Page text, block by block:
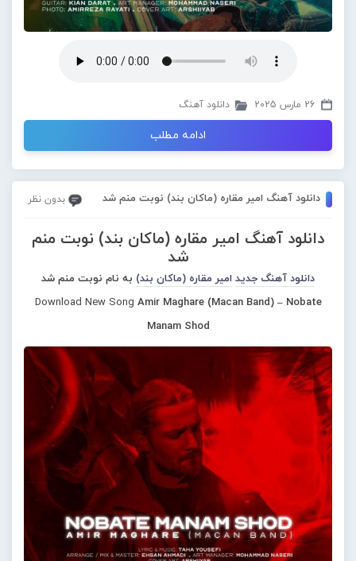
26 مارس 2025 دانلود آهنگ
ادامه مطلب
دانلود آهنگ امیر مقاره (ماکان بند) نوبت منم شد بدون نظر
دانلود آهنگ امیر مقاره (ماکان بند) نوبت منم
شد
دانلود آهنگ جدید امیر مقاره (ماکان بند) به نام نوبت منم شد
Download New Song Amir Maghare (Macan Band) – Nobate
Manam Shod